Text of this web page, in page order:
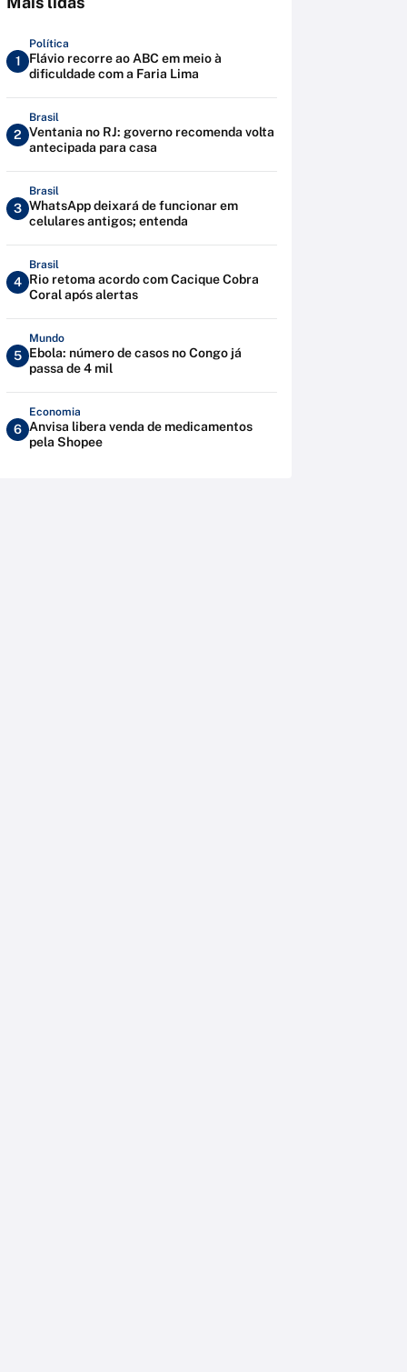
1
Política
Flávio recorre ao ABC em meio à
dificuldade com a Faria Lima
2
Brasil
Ventania no RJ: governo recomenda volta
antecipada para casa
3
Brasil
WhatsApp deixará de funcionar em
celulares antigos; entenda
4
Brasil
Rio retoma acordo com Cacique Cobra
Coral após alertas
5
Mundo
Ebola: número de casos no Congo já
passa de 4 mil
6
Economia
Anvisa libera venda de medicamentos
pela Shopee